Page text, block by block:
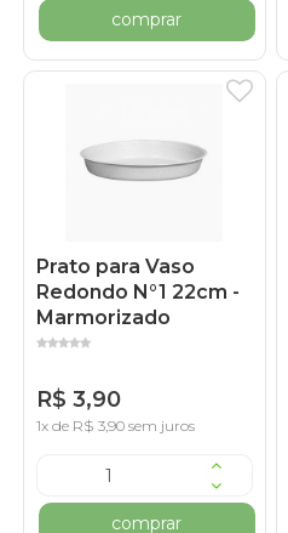
comprar
Prato para Vaso
Redondo N°1 22cm -
Marmorizado
R$ 3,90
1x de R$ 3,90 sem juros
comprar